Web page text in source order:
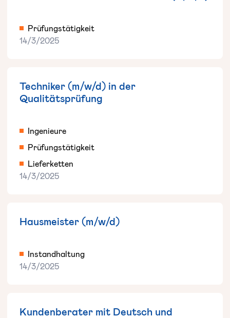
Prüfungstätigkeit
14/3/2025
Techniker (m/w/d) in der
Qualitätsprüfung
Ingenieure
Prüfungstätigkeit
Lieferketten
14/3/2025
Hausmeister (m/w/d)
Instandhaltung
14/3/2025
Kundenberater mit Deutsch und